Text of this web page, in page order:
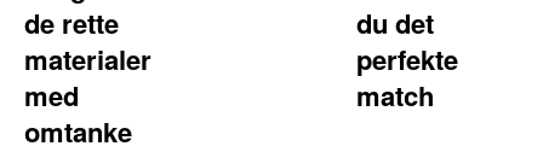
de rette
materialer
med
omtanke
du det
perfekte
match